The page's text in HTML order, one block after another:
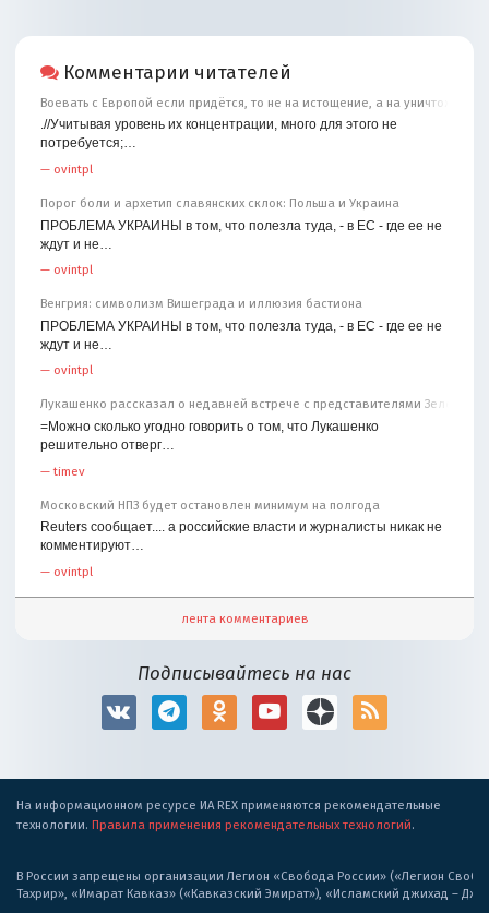
Комментарии читателей
Воевать с Европой если придётся, то не на истощение, а на уничтожение
.//Учитывая уровень их концентрации, много для этого не
потребуется;…
— ovintpl
Порог боли и архетип славянских склок: Польша и Украина
ПРОБЛЕМА УКРАИНЫ в том, что полезла туда, - в ЕС - где ее не
ждут и не…
— ovintpl
Венгрия: символизм Вишеграда и иллюзия бастиона
ПРОБЛЕМА УКРАИНЫ в том, что полезла туда, - в ЕС - где ее не
ждут и не…
— ovintpl
Лукашенко рассказал о недавней встрече с представителями
=Можно сколько угодно говорить о том, что Лукашенко
решительно отверг…
—timev
Московский НПЗ будет остановлен минимум на полгода
Reuters сообщает.... а российские власти и журналисты никак не
комментируют…
— ovintpl
лента комментариев
Подписывайтесь на нас
На информационном ресурсе ИА REX применяются рекомендательные
технологии. Правила применения рекомендательных технологий.
В России запрещены организации Легион «Свобода России» («Легион
Тахрир», «Имарат Кавказ» («Кавказский Эмират»), «Исламский джихад –